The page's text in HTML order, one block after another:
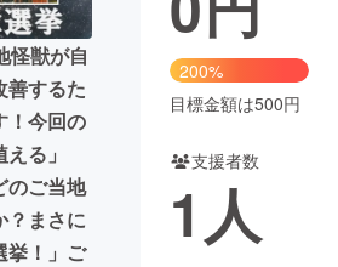
地域活性化
Good
さと納税machi-ya
怪獣が自
善するた
！今回の
る」
のご当地
？まさに
挙！」ご
200%
目標金額は500円
支援者数
1人